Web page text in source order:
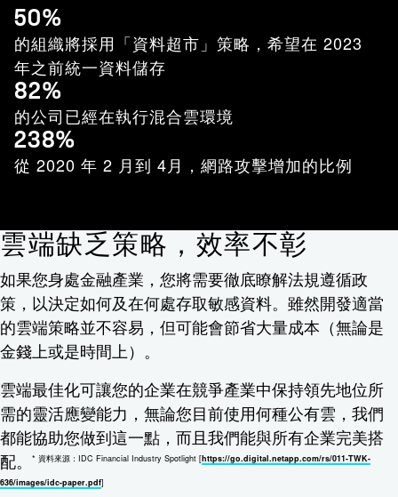
50%
的組織將採用「資料超市」策略，希望在 2023
年之前統一資料儲存
82%
的公司已經在執行混合雲環境
238%
從 2020 年 2 月到 4月，網路攻擊增加的比例
雲端缺乏策略，效率不彰
如果您身處金融產業，您將需要徹底瞭解法規遵循政
策，以決定如何及在何處存取敏感資料。雖然開發適當
的雲端策略並不容易，但可能會節省大量成本（無論是
金錢上或是時間上）。
雲端最佳化可讓您的企業在競爭產業中保持領先地位所
需的靈活應變能力，無論您目前使用何種公有雲，我們
都能協助您做到這一點，而且我們能與所有企業完美搭
配。
* 資料來源：IDC Financial Industry Spotlight [https://go.digital.netapp.com/rs/011-TWK-
636/images/idc-paper.pdf]